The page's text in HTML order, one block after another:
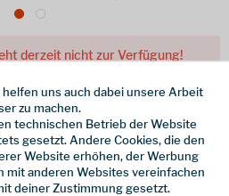
derzeit nicht zur Verfügung!
helfen uns auch dabei unsere Arbeit
zu machen.
technischen Betrieb der Website
gesetzt. Andere Cookies, die den
Website erhöhen, der Werbung
mit anderen Websites vereinfachen
deiner Zustimmung gesetzt.